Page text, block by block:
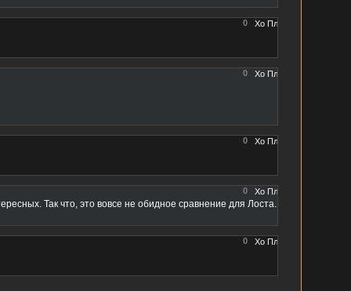
0
0
0
0
Так что, это вовсе не обидное сравнение для Лоста.
0